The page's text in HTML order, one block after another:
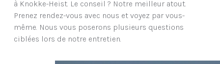
à Knokke-Heist. Le conseil ? Notre meilleur atout.
Prenez rendez-vous avec nous et voyez par vous-
même. Nous vous poserons plusieurs questions
ciblées lors de notre entretien.